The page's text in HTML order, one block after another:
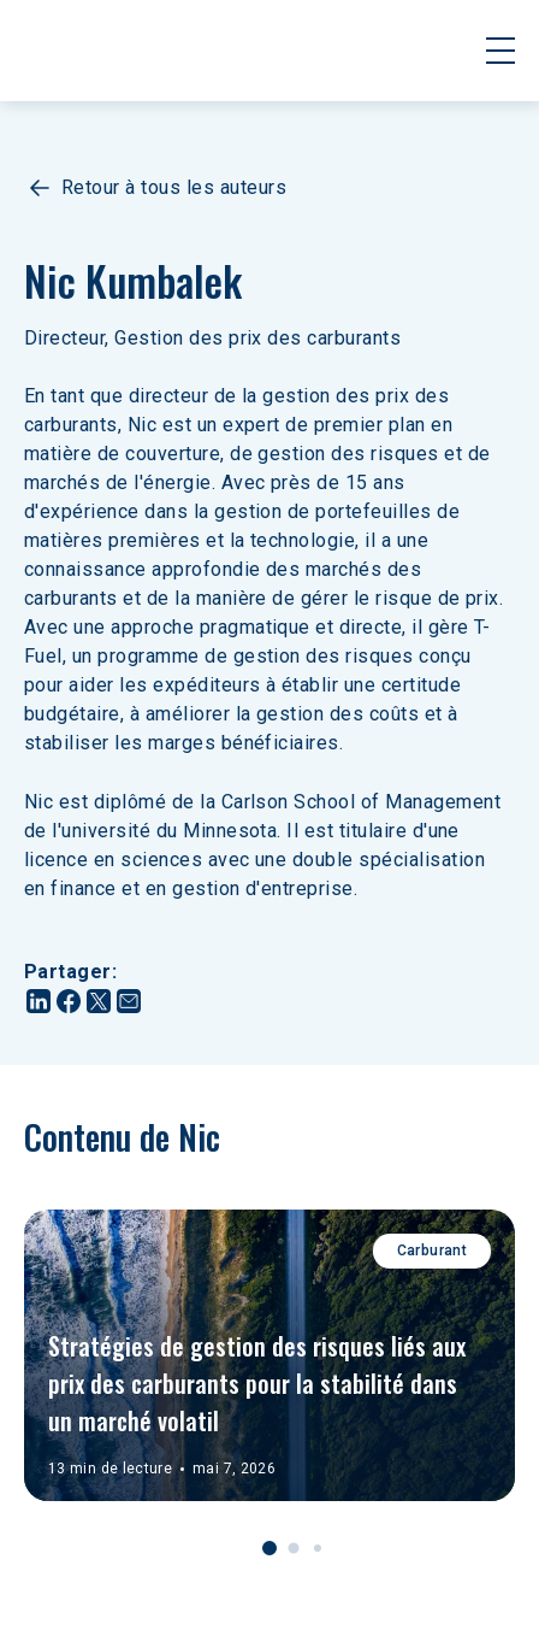
Retour à tous les auteurs
Nic Kumbalek
Directeur, Gestion des prix des carburants
En tant que directeur de la gestion des prix des
carburants, Nic est un expert de premier plan en
matière de couverture, de gestion des risques et de
marchés de l'énergie. Avec près de 15 ans
d'expérience dans la gestion de portefeuilles de
matières premières et la technologie, il a une
connaissance approfondie des marchés des
carburants et de la manière de gérer le risque de prix.
Avec une approche pragmatique et directe, il gère T-
Fuel, un programme de gestion des risques conçu
pour aider les expéditeurs à établir une certitude
budgétaire, à améliorer la gestion des coûts et à
stabiliser les marges bénéficiaires.
Nic est diplômé de la Carlson School of Management
de l'université du Minnesota. Il est titulaire d'une
licence en sciences avec une double spécialisation
en finance et en gestion d'entreprise.
Partager:
Contenu de Nic
Carburant
Stratégies de gestion des risques liés aux
prix des carburants pour la stabilité dans
un marché volatil
13 min de lecture mai 7, 2026